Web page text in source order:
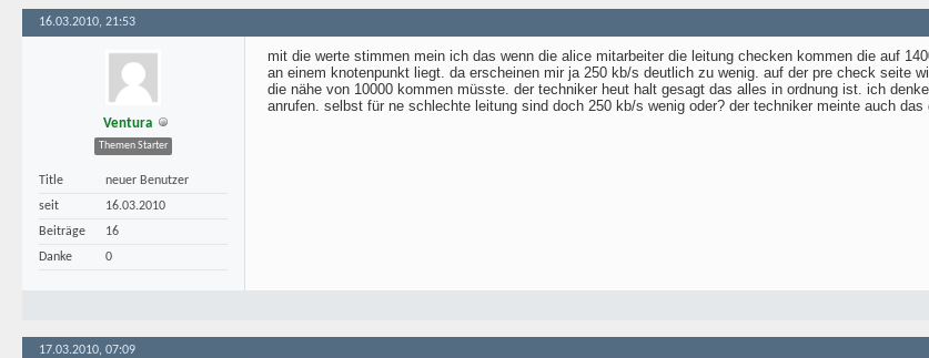
16.03.2010, 21:53
Ventura
Themen Starter
Title
neuer Benutzer
seit
16.03.2010
Beiträge
16
Danke
0
mit die werte stimmen mein ich das wenn die alice mitarbeiter die leitung checken kommen die auf
an einem knotenpunkt liegt. da erscheinen mir ja 250 kb/s deutlich zu wenig. auf der pre check seite
die nähe von 10000 kommen müsste. der techniker heut halt gesagt das alles in ordnung ist. ich
anrufen. selbst für ne schlechte leitung sind doch 250 kb/s wenig oder? der techniker meinte auch
17.03.2010, 07:09